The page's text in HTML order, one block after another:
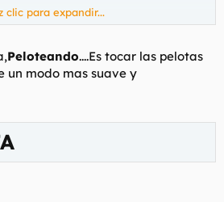
lelolalaaaaaaaaa
clic para expandir...
Peloteando....Es tocar las pelotas
un modo mas suave y